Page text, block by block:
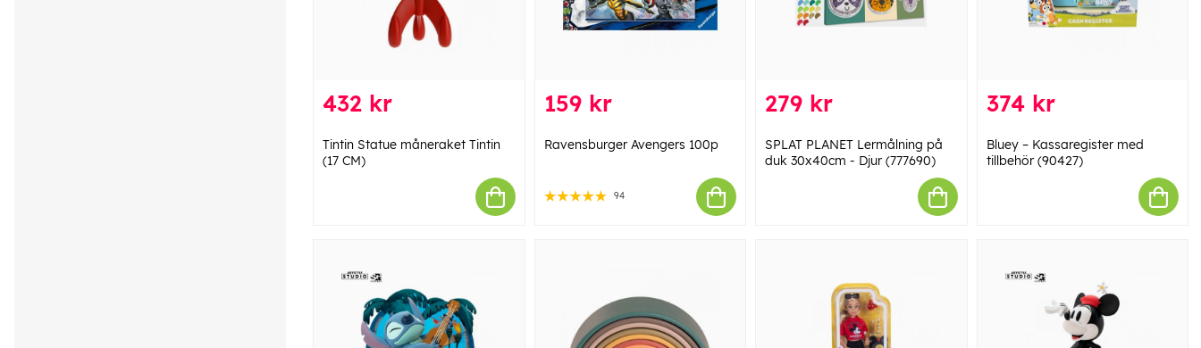
432 kr
Tintin Statue måneraket Tintin
(17 CM)
159 kr
Ravensburger Avengers 100p
94
279 kr
SPLAT PLANET Lermålning på
duk 30x40cm - Djur (777690)
374 kr
Bluey – Kassaregister med
tillbehör (90427)